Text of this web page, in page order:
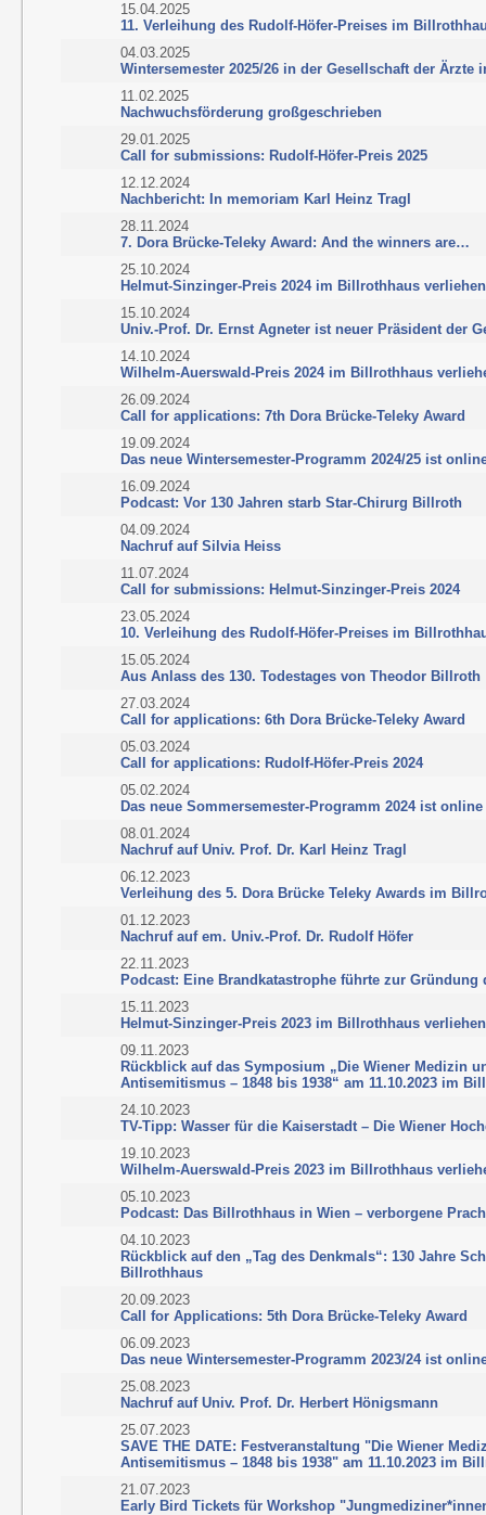
15.04.2025
11. Verleihung des Rudolf-Höfer-Preises im
04.03.2025
Wintersemester 2025/26 in der Gesellschaft der Ärzte
11.02.2025
Nachwuchsförderung großgeschrieben
29.01.2025
Call for submissions: Rudolf-Höfer-Preis 2025
12.12.2024
Nachbericht: In memoriam Karl Heinz Tragl
28.11.2024
7. Dora Brücke-Teleky Award: And the winners are…
25.10.2024
Helmut-Sinzinger-Preis 2024 im Billrothhaus verliehen
15.10.2024
Univ.-Prof. Dr. Ernst Agneter ist neuer Präsident der
14.10.2024
Wilhelm-Auerswald-Preis 2024 im Billrothhaus
26.09.2024
Call for applications: 7th Dora Brücke-Teleky Award
19.09.2024
Das neue Wintersemester-Programm 2024/25 ist
16.09.2024
Podcast: Vor 130 Jahren starb Star-Chirurg Billroth
04.09.2024
Nachruf auf Silvia Heiss
11.07.2024
Call for submissions: Helmut-Sinzinger-Preis 2024
23.05.2024
10. Verleihung des Rudolf-Höfer-Preises im
15.05.2024
Aus Anlass des 130. Todestages von Theodor Billroth
27.03.2024
Call for applications: 6th Dora Brücke-Teleky Award
05.03.2024
Call for applications: Rudolf-Höfer-Preis 2024
05.02.2024
Das neue Sommersemester-Programm 2024 ist online
08.01.2024
Nachruf auf Univ. Prof. Dr. Karl Heinz Tragl
06.12.2023
Verleihung des 5. Dora Brücke Teleky Awards im
01.12.2023
Nachruf auf em. Univ.-Prof. Dr. Rudolf Höfer
22.11.2023
Podcast: Eine Brandkatastrophe führte zur Gründung
15.11.2023
Helmut-Sinzinger-Preis 2023 im Billrothhaus verliehen
09.11.2023
Rückblick auf das Symposium „Die Wiener Medizin
Antisemitismus – 1848 bis 1938“ am 11.10.2023 im
24.10.2023
TV-Tipp: Wasser für die Kaiserstadt – Die Wiener
19.10.2023
Wilhelm-Auerswald-Preis 2023 im Billrothhaus
05.10.2023
Podcast: Das Billrothhaus in Wien – verborgene
04.10.2023
Rückblick auf den „Tag des Denkmals“: 130 Jahre
Billrothhaus
20.09.2023
Call for Applications: 5th Dora Brücke-Teleky Award
06.09.2023
Das neue Wintersemester-Programm 2023/24 ist
25.08.2023
Nachruf auf Univ. Prof. Dr. Herbert Hönigsmann
25.07.2023
SAVE THE DATE: Festveranstaltung "Die Wiener
Antisemitismus – 1848 bis 1938" am 11.10.2023 im
21.07.2023
Early Bird Tickets für Workshop